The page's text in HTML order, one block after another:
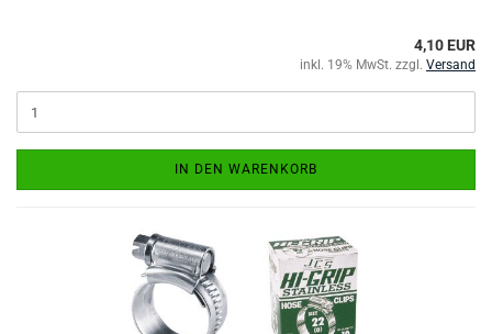
4,10 EUR
inkl. 19% MwSt. zzgl. Versand
IN DEN WARENKORB